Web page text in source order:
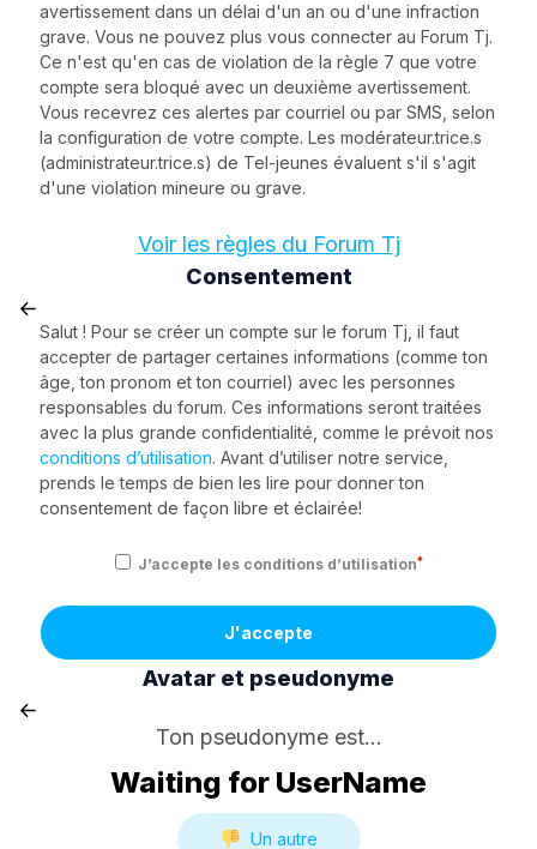
avertissement dans un délai d'un an ou d'une infraction
grave. Vous ne pouvez plus vous connecter au Forum Tj.
Ce n'est qu'en cas de violation de la règle 7 que votre
compte sera bloqué avec un deuxième avertissement.
Vous recevrez ces alertes par courriel ou par SMS, selon
la configuration de votre compte. Les modérateur.trice.s
(administrateur.trice.s) de Tel-jeunes évaluent s'il s'agit
d'une violation mineure ou grave.
Voir les règles du Forum Tj
Consentement
Salut ! Pour se créer un compte sur le forum Tj, il faut
accepter de partager certaines informations (comme ton
âge, ton pronom et ton courriel) avec les personnes
responsables du forum. Ces informations seront traitées
avec la plus grande confidentialité, comme le prévoit nos
conditions d’utilisation. Avant d’utiliser notre service,
prends le temps de bien les lire pour donner ton
consentement de façon libre et éclairée!
J’accepte les conditions d’utilisation*
J'accepte
Avatar et pseudonyme
Ton pseudonyme est...
Waiting for UserName
Un autre